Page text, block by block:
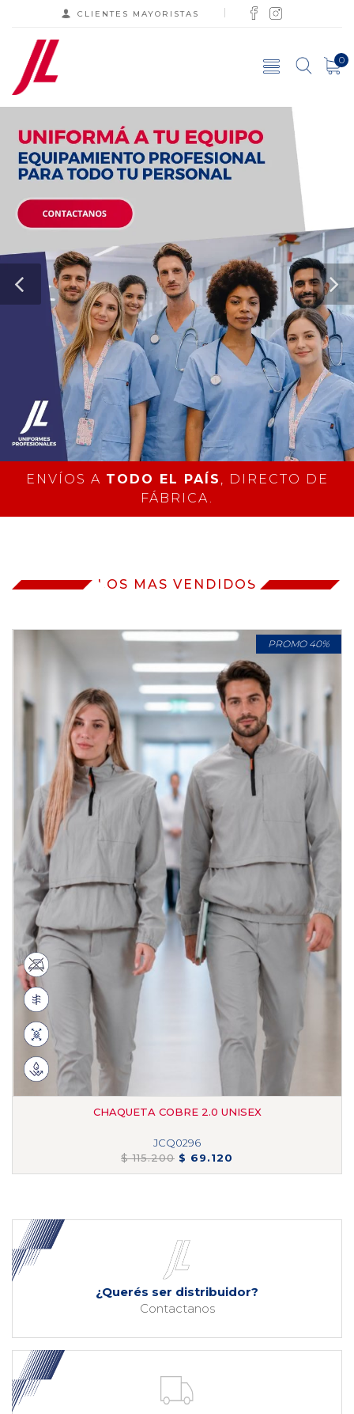
CLIENTES MAYORISTAS
0
ENVÍOS A TODO EL PAÍS , DIRECTO DE
FÁBRICA.
LOS MAS VENDIDOS
PROMO 40%
CHAQUETA COBRE 2.0 UNISEX
JCQ0296
$ 115.200 $ 69.120
¿Querés ser distribuidor?
Contactanos